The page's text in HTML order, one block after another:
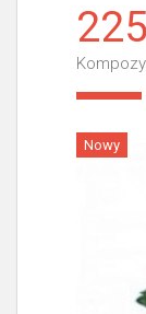
Nowy